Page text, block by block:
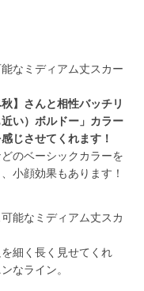
なミディアム丈スカー
】さんと相性バッチリ
い）ボルドー」カラー
じさせてくれます！
のベーシックカラーを
小顔効果もあります！
能なミディアム丈スカ
細く長く見せてくれ
なライン。